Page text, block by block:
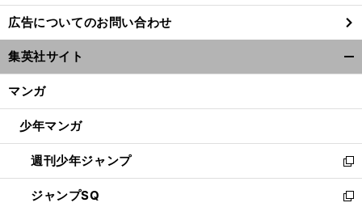
し
い
ウ
ィ
ン
ウ
開
く
広告についてのお問い合わせ
集英社サイト
マンガ
少年マンガ
週刊少年ジャンプ
新
し
い
ジャンプSQ
新